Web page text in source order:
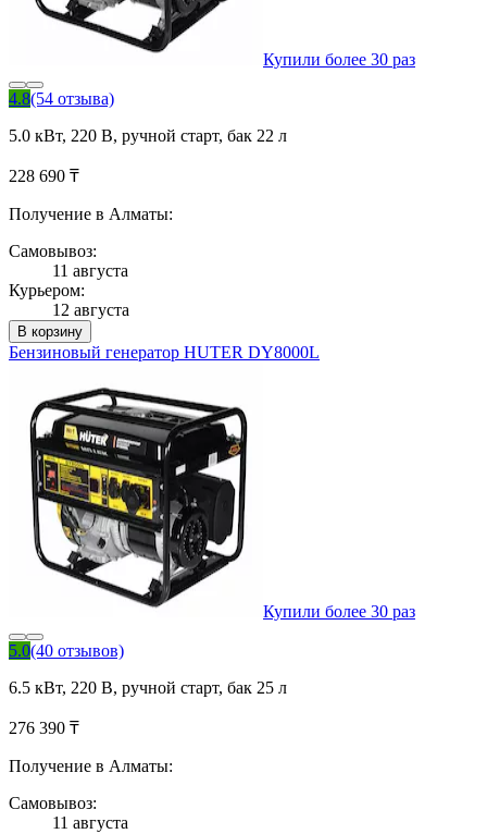
Купили более 30 раз
4.8(54 отзыва)
5.0 кВт, 220 В, ручной старт, бак 22 л
228 690 ₸
Получение в Алматы:
Самовывоз:
11 августа
Курьером:
12 августа
В корзину
Бензиновый генератор HUTER DY8000L
Купили более 30 раз
5.0(40 отзывов)
6.5 кВт, 220 В, ручной старт, бак 25 л
276 390 ₸
Получение в Алматы:
Самовывоз:
11 августа